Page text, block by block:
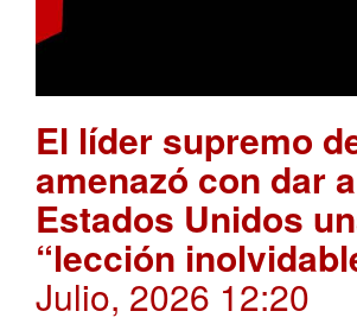
El líder supremo
amenazó con dar a
Estados Unidos
“lección
Julio, 2026 12:20